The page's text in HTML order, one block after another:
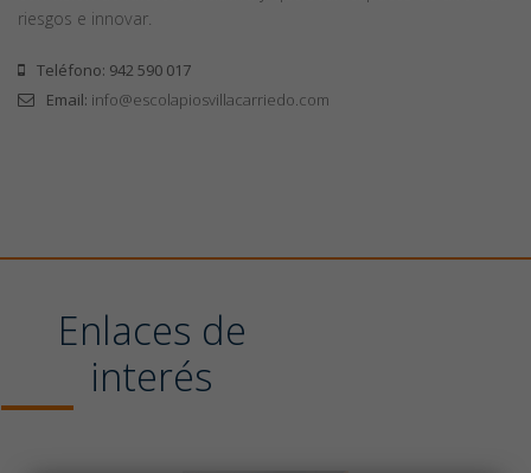
riesgos e innovar.
Teléfono: 942 590 017
Email: info@escolapiosvillacarriedo.com
Enlaces de
interés